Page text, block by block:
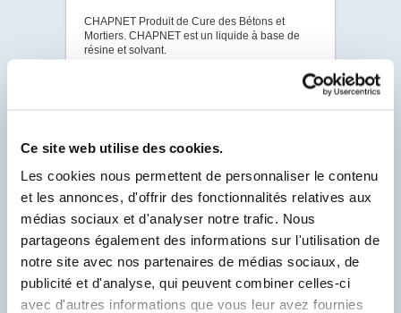
Ce site web utilise des cookies.
Les cookies nous permettent de personnaliser le contenu
et les annonces, d'offrir des fonctionnalités relatives aux
médias sociaux et d'analyser notre trafic. Nous
partageons également des informations sur l'utilisation de
notre site avec nos partenaires de médias sociaux, de
publicité et d'analyse, qui peuvent combiner celles-ci
avec d'autres informations que vous leur avez fournies
CHAPNET Produit de Cure des Bétons et
Mortiers. CHAPNET est un liquide à base de
résine et solvant.
· Code 4900
CIDE Insecticide Volants et Rampants.
Polyvalent, agit sur les insectes et acariens tels
que : punaises, poux, puces, blattes, cafards,
fourmis, guêpes, araignées, mouches,
moustiques.
VOIR LA FICHE